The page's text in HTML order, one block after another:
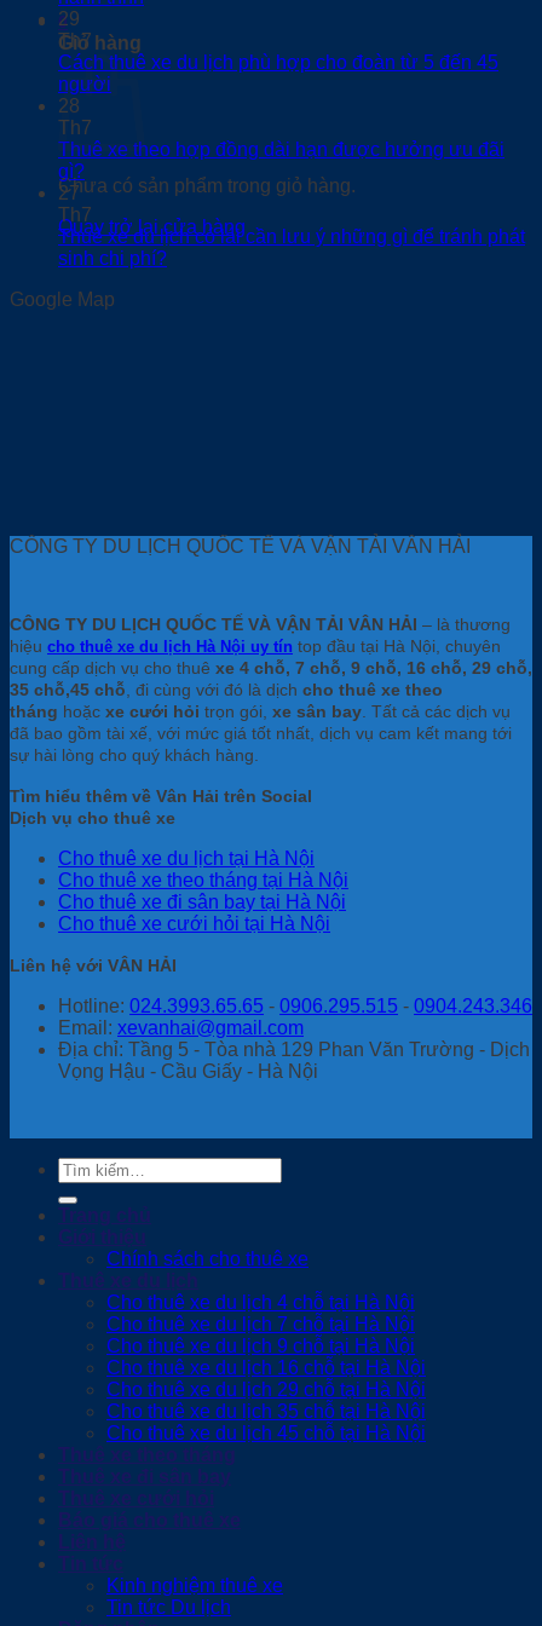
0
Giỏ hàng
Chưa có sản phẩm trong giỏ hàng.
Quay trở lại cửa hàng
29
Th7
Cách thuê xe du lịch phù hợp cho đoàn từ 5 đến 45
người
28
Th7
Thuê xe theo hợp đồng dài hạn được hưởng ưu đãi
gì?
27
Th7
Thuê xe du lịch có lái cần lưu ý những gì để tránh phát
sinh chi phí?
Google Map
CÔNG TY DU LỊCH QUỐC TẾ VÀ VẬN TẢI VÂN HẢI
CÔNG TY DU LỊCH QUỐC TẾ VÀ VẬN TẢI VÂN HẢI – là thương
hiệu cho thuê xe du lịch Hà Nội uy tín top đầu tại Hà Nội, chuyên
cung cấp dịch vụ cho thuê xe 4 chỗ, 7 chỗ, 9 chỗ, 16 chỗ, 29 chỗ,
35 chỗ,45 chỗ , đi cùng với đó là dịch cho thuê xe theo
tháng hoặc xe cưới hỏi trọn gói, xe sân bay . Tất cả các dịch vụ
đã bao gồm tài xế, với mức giá tốt nhất, dịch vụ cam kết mang tới
sự hài lòng cho quý khách hàng.
Tìm hiểu thêm về Vân Hải trên Social
Dịch vụ cho thuê xe
Cho thuê xe du lịch tại Hà Nội
Cho thuê xe theo tháng tại Hà Nội
Cho thuê xe đi sân bay tại Hà Nội
Cho thuê xe cưới hỏi tại Hà Nội
Liên hệ với VÂN HẢI
Hotline: 024.3993.65.65 - 0906.295.515 - 0904.243.346
Email: xevanhai@gmail.com
Địa chỉ: Tầng 5 - Tòa nhà 129 Phan Văn Trường - Dịch
Vọng Hậu - Cầu Giấy - Hà Nội
Tìm
kiếm:
Trang chủ
Giới thiệu
Chính sách cho thuê xe
Thuê xe du lịch
Cho thuê xe du lịch 4 chỗ tại Hà Nội
Cho thuê xe du lịch 7 chỗ tại Hà Nội
Cho thuê xe du lịch 9 chỗ tại Hà Nội
Cho thuê xe du lịch 16 chỗ tại Hà Nội
Cho thuê xe du lịch 29 chỗ tại Hà Nội
Cho thuê xe du lịch 35 chỗ tại Hà Nội
Cho thuê xe du lịch 45 chỗ tại Hà Nội
Thuê xe theo tháng
Thuê xe đi sân bay
Thuê xe cưới hỏi
Báo giá cho thuê xe
Liên hệ
Tin tức
Kinh nghiệm thuê xe
Tin tức Du lịch